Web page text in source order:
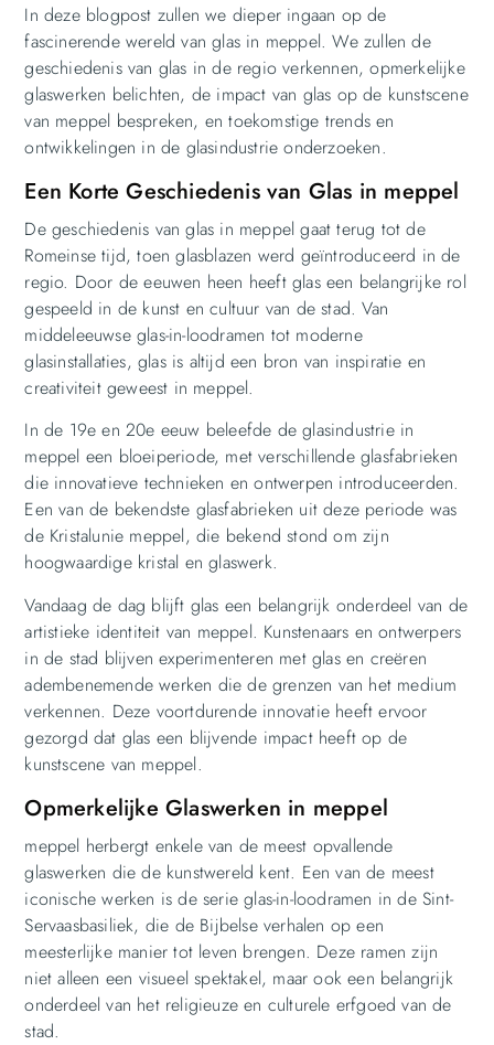
In deze blogpost zullen we dieper ingaan op de
fascinerende wereld van glas in meppel. We zullen de
geschiedenis van glas in de regio verkennen, opmerkelijke
glaswerken belichten, de impact van glas op de kunstscene
van meppel bespreken, en toekomstige trends en
ontwikkelingen in de glasindustrie onderzoeken.
Een Korte Geschiedenis van Glas in meppel
De geschiedenis van glas in meppel gaat terug tot de
Romeinse tijd, toen glasblazen werd geïntroduceerd in de
regio. Door de eeuwen heen heeft glas een belangrijke rol
gespeeld in de kunst en cultuur van de stad. Van
middeleeuwse glas-in-loodramen tot moderne
glasinstallaties, glas is altijd een bron van inspiratie en
creativiteit geweest in meppel.
In de 19e en 20e eeuw beleefde de glasindustrie in
meppel een bloeiperiode, met verschillende glasfabrieken
die innovatieve technieken en ontwerpen introduceerden.
Een van de bekendste glasfabrieken uit deze periode was
de Kristalunie meppel, die bekend stond om zijn
hoogwaardige kristal en glaswerk.
Vandaag de dag blijft glas een belangrijk onderdeel van de
artistieke identiteit van meppel. Kunstenaars en ontwerpers
in de stad blijven experimenteren met glas en creëren
adembenemende werken die de grenzen van het medium
verkennen. Deze voortdurende innovatie heeft ervoor
gezorgd dat glas een blijvende impact heeft op de
kunstscene van meppel.
Opmerkelijke Glaswerken in meppel
meppel herbergt enkele van de meest opvallende
glaswerken die de kunstwereld kent. Een van de meest
iconische werken is de serie glas-in-loodramen in de Sint-
Servaasbasiliek, die de Bijbelse verhalen op een
meesterlijke manier tot leven brengen. Deze ramen zijn
niet alleen een visueel spektakel, maar ook een belangrijk
onderdeel van het religieuze en culturele erfgoed van de
stad.